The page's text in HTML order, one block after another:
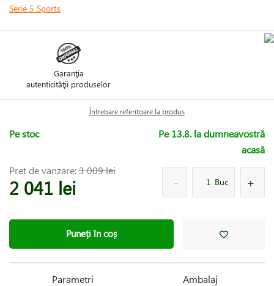
Serie 5 Sports
Garanţia
autenticităţii produselor
Întrebare referitoare la produs
Pe stoc
Pe 13.8. la dumneavostră
acasă
Pret de vanzare:3 009 lei
2 041 lei Buc
Puneți în coș
Parametri Ambalaj